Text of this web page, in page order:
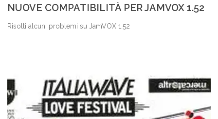
NUOVE COMPATIBILITÀ PER JAMVOX 1.52
Risolti alcuni problemi su JamVOX 1.52